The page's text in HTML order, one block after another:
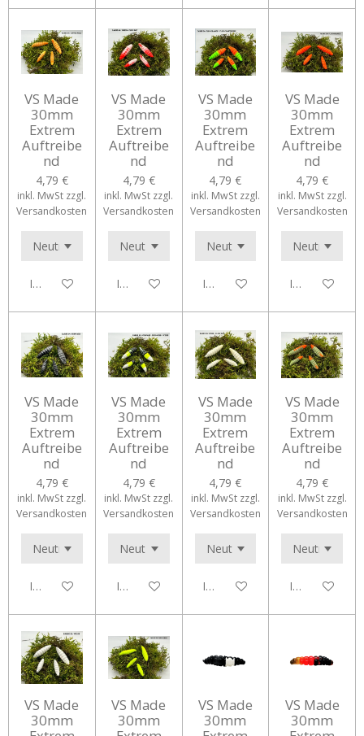
VS Made
30mm
Extrem
Auftreibe
nd
4,79 €
inkl. MwSt zzgl.
Versandkosten
In den Warenkorb
VS Made
30mm
Extrem
Auftreibe
nd
4,79 €
inkl. MwSt zzgl.
Versandkosten
In den Warenkorb
VS Made
30mm
Extrem
Auftreibe
nd
4,79 €
inkl. MwSt zzgl.
Versandkosten
In den Warenkorb
VS Made
30mm
Extrem
Auftreibe
nd
4,79 €
inkl. MwSt zzgl.
Versandkosten
In den
VS Made
30mm
Extrem
Auftreibe
nd
4,79 €
inkl. MwSt zzgl.
Versandkosten
In den Warenkorb
VS Made
30mm
Extrem
Auftreibe
nd
4,79 €
inkl. MwSt zzgl.
Versandkosten
In den Warenkorb
VS Made
30mm
Extrem
Auftreibe
nd
4,79 €
inkl. MwSt zzgl.
Versandkosten
In den Warenkorb
VS Made
30mm
Extrem
Auftreibe
nd
4,79 €
inkl. MwSt zzgl.
Versandkosten
In den
VS Made
30mm
VS Made
30mm
VS Made
30mm
VS Made
30mm